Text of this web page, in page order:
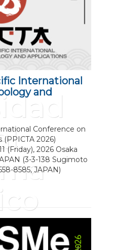
International
and
Conference on
(PPICTA 2026)
(Friday), 2026 Osaka
(3-3-138 Sugimoto
8585, JAPAN)